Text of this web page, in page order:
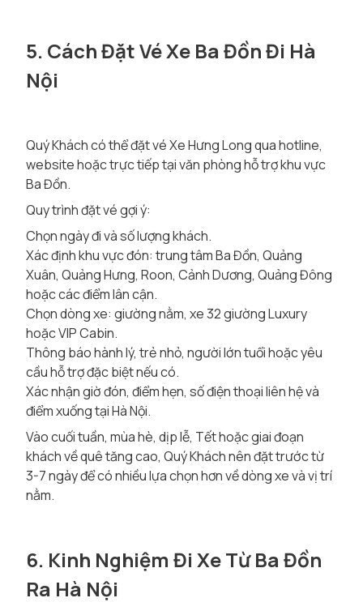
5. Cách Đặt Vé Xe Ba Đồn Đi Hà
Nội
Quý Khách có thể đặt vé Xe Hưng Long qua hotline,
website hoặc trực tiếp tại văn phòng hỗ trợ khu vực
Ba Đồn.
Quy trình đặt vé gợi ý:
Chọn ngày đi và số lượng khách.
Xác định khu vực đón: trung tâm Ba Đồn, Quảng
Xuân, Quảng Hưng, Roon, Cảnh Dương, Quảng Đông
hoặc các điểm lân cận.
Chọn dòng xe: giường nằm, xe 32 giường Luxury
hoặc VIP Cabin.
Thông báo hành lý, trẻ nhỏ, người lớn tuổi hoặc yêu
cầu hỗ trợ đặc biệt nếu có.
Xác nhận giờ đón, điểm hẹn, số điện thoại liên hệ và
điểm xuống tại Hà Nội.
Vào cuối tuần, mùa hè, dịp lễ, Tết hoặc giai đoạn
khách về quê tăng cao, Quý Khách nên đặt trước từ
3-7 ngày để có nhiều lựa chọn hơn về dòng xe và vị trí
nằm.
6. Kinh Nghiệm Đi Xe Từ Ba Đồn
Ra Hà Nội